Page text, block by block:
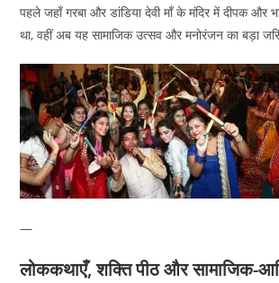
पहले जहाँ गरबा और डांडिया देवी माँ के मंदिर में दीपक और
था, वहीं अब यह सामाजिक उत्सव और मनोरंजन का बड़ा
—
लोककथाएँ, शक्ति पीठ और सामाजिक-